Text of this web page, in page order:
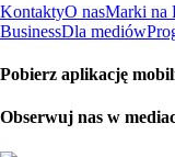
KontaktyO nasMarki na
BusinessDla mediów
Pobierz aplikację
Obserwuj nas w